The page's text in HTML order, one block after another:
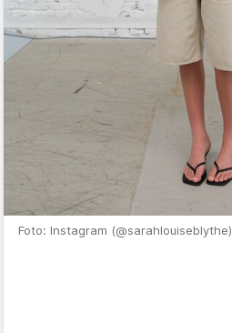
Foto: Instagram (@sarahlouiseblythe)